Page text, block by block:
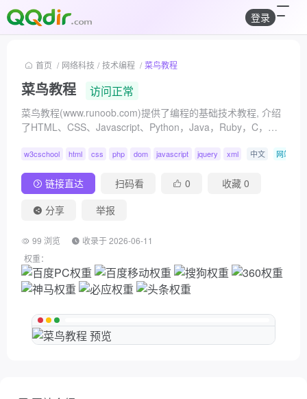
登录
首页 / 网络科技 / 技术编程 / 菜鸟教程
菜鸟教程 访问正常
菜鸟教程(www.runoob.com)提供了编程的基础技术教程, 介绍
了HTML、CSS、Javascript、Python，Java，Ruby，C，
了大量的在线实例，通过实例，您可以更好的学习编程。..
w3cschool html css php dom javascript jquery xml 中文 网站
链接直达 扫码看 0 收藏 0
分享
举报
99 浏览
收录于 2026-06-11
权重：